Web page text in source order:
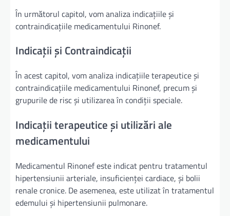
În următorul capitol, vom analiza indicațiile și
contraindicațiile medicamentului Rinonef.
Indicații și Contraindicații
În acest capitol, vom analiza indicațiile terapeutice și
contraindicațiile medicamentului Rinonef, precum și
grupurile de risc și utilizarea în condiții speciale.
Indicații terapeutice și utilizări ale
medicamentului
Medicamentul Rinonef este indicat pentru tratamentul
hipertensiunii arteriale, insuficienței cardiace, și bolii
renale cronice. De asemenea, este utilizat în tratamentul
edemului și hipertensiunii pulmonare.